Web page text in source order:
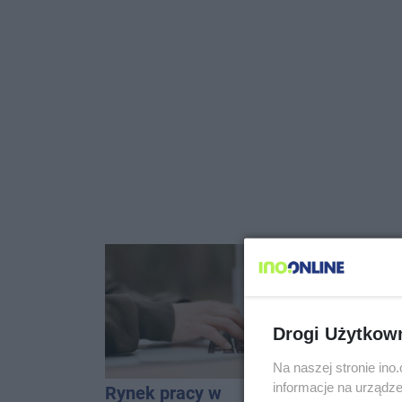
Rynek pracy w
Netflix
Drogi
Na naszej stronie
informacje na